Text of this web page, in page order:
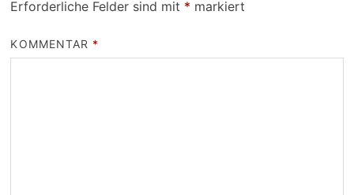
Erforderliche Felder sind mit * markiert
KOMMENTAR *